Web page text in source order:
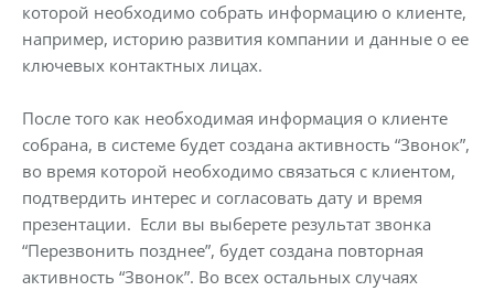
которой необходимо собрать информацию о клиенте,
например, историю развития компании и данные о ее
ключевых контактных лицах.
После того как необходимая информация о клиенте
собрана, в системе будет создана активность “Звонок”,
во время которой необходимо связаться с клиентом,
подтвердить интерес и согласовать дату и время
презентации. Если вы выберете результат звонка
“Перезвонить позднее”, будет создана повторная
активность “Звонок”. Во всех остальных случаях